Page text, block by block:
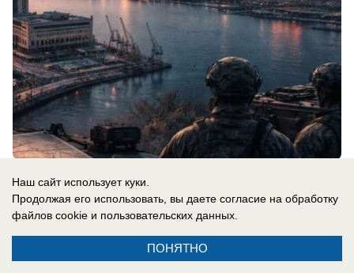
Новости СМИ2
Наш сайт использует куки.
Продолжая его использовать, вы даете согласие на обработку
файлов cookie и пользовательских данных.
ПОНЯТНО